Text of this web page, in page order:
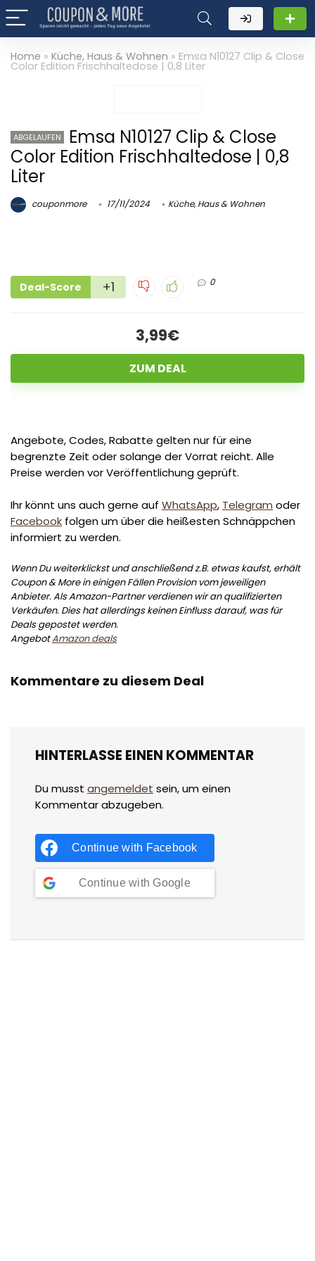
Home » Küche, Haus & Wohnen » Emsa N10127 Clip & Close
Color Edition Frischhaltedose | 0,8 Liter
ABGELAUFEN
Emsa N10127 Clip & Close
Color Edition Frischhaltedose | 0,8
Liter
couponmore 17/11/2024 Küche, Haus & Wohnen
Deal-Score +1 0
3,99€
ZUM DEAL
Angebote, Codes, Rabatte gelten nur für eine
begrenzte Zeit oder solange der Vorrat reicht. Alle
Preise werden vor Veröffentlichung geprüft.
Ihr könnt uns auch gerne auf WhatsApp, Telegram oder
Facebook folgen um über die heißesten Schnäppchen
informiert zu werden.
Wenn Du weiterklickst und anschließend z.B. etwas kaufst, erhält
Coupon & More in einigen Fällen Provision vom jeweiligen
Anbieter. Als Amazon-Partner verdienen wir an qualifizierten
Verkäufen. Dies hat allerdings keinen Einfluss darauf, was für
Deals gepostet werden.
AngebotAmazon deals
Kommentare zu diesem Deal
HINTERLASSE EINEN KOMMENTAR
Du musst angemeldet sein, um einen
Kommentar abzugeben.
Continue with Facebook
Continue with Google